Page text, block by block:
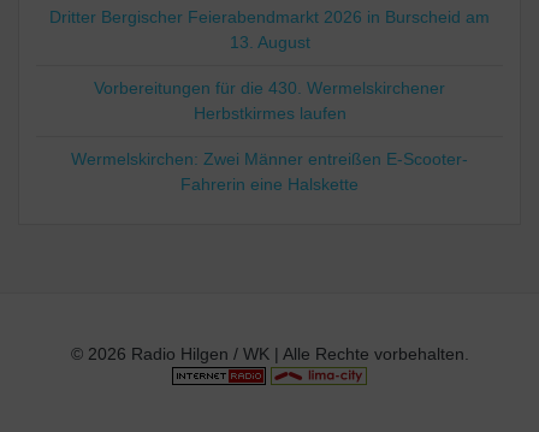
Dritter Bergischer Feierabendmarkt 2026 in Burscheid am
13. August
Vorbereitungen für die 430. Wermelskirchener
Herbstkirmes laufen
Wermelskirchen: Zwei Männer entreißen E-Scooter-
Fahrerin eine Halskette
© 2026 Radio Hilgen / WK | Alle Rechte vorbehalten.